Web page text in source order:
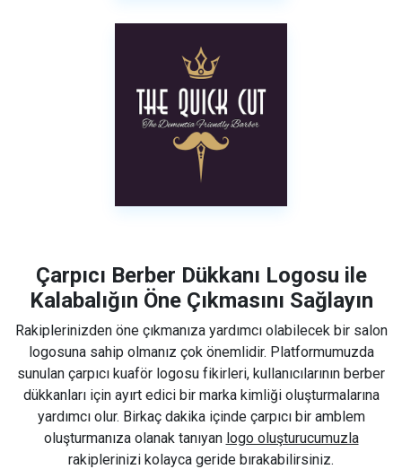
Çarpıcı Berber Dükkanı Logosu ile
Kalabalığın Öne Çıkmasını Sağlayın
Rakiplerinizden öne çıkmanıza yardımcı olabilecek bir salon
logosuna sahip olmanız çok önemlidir. Platformumuzda
sunulan çarpıcı kuaför logosu fikirleri, kullanıcılarının berber
dükkanları için ayırt edici bir marka kimliği oluşturmalarına
yardımcı olur. Birkaç dakika içinde çarpıcı bir amblem
oluşturmanıza olanak tanıyan logo oluşturucumuzla
rakiplerinizi kolayca geride bırakabilirsiniz.